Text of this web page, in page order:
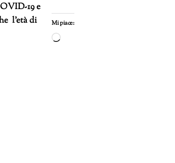
19 e
l’età di
Mi piace:
Caricamento